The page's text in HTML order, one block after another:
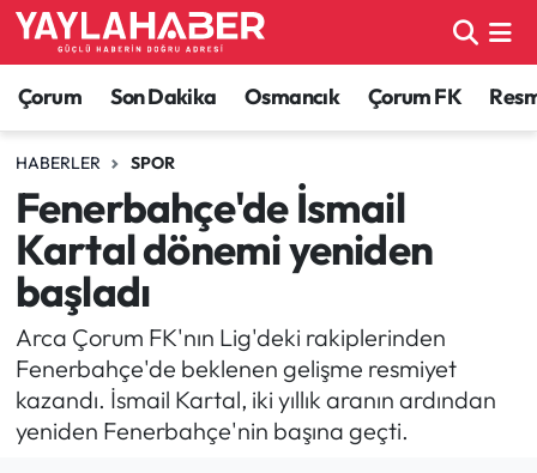
Çorum Son Dakika Osmancık Çorum FK
HABERLER SPOR
Fenerbahçe'de İsmail
Kartal dönemi yeniden
başladı
Arca Çorum FK'nın Lig'deki rakiplerinden
Fenerbahçe'de beklenen gelişme resmiyet
kazandı. İsmail Kartal, iki yıllık aranın ardından
yeniden Fenerbahçe'nin başına geçti.
Alaca Haberleri
Bayat Haberleri
Bilgi - Keşfet Haberleri
Bilim ve Teknoloji
Boğazkale Haberleri
Çorum Haberleri
Çorum Nöbetçi Eczaneler
Çorum Hava Durumu
Çorum Namaz Vakitleri
Çorum Trafik Yoğunluk Haritası
TFF 1.Lig Puan Durumu ve Fikstür
Tüm Manşetler